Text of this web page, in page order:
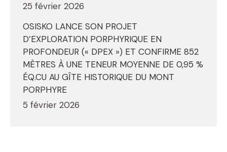
25 février 2026
OSISKO LANCE SON PROJET
D’EXPLORATION PORPHYRIQUE EN
PROFONDEUR (« DPEX ») ET CONFIRME 852
MÈTRES À UNE TENEUR MOYENNE DE 0,95 %
ÉQ.CU AU GÎTE HISTORIQUE DU MONT
PORPHYRE
5 février 2026